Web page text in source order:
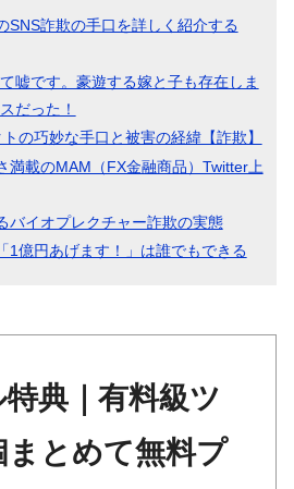
SNS詐欺の手口を詳しく紹介する
嘘です。豪遊する嫁と子も存在しま
だった！
の巧妙な手口と被害の経緯【詐欺】
満載のMAM（FX金融商品）Twitter上
バイオプレクチャー詐欺の実態
1億円あげます！」は誰でもできる
典｜有料級ツ
まとめて無料プ